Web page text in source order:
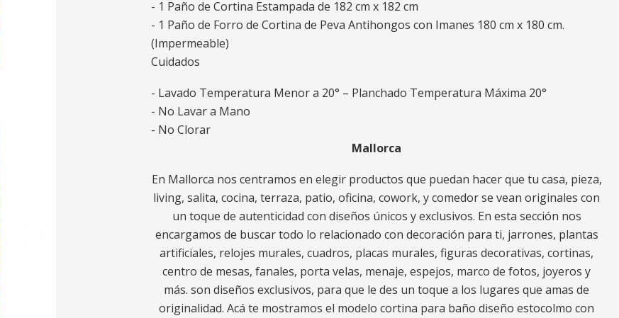
- 1 Paño de Cortina Estampada de 182 cm x 182 cm
- 1 Paño de Forro de Cortina de Peva Antihongos con Imanes 180 cm x 180 cm.
(Impermeable)
Cuidados
- Lavado Temperatura Menor a 20° – Planchado Temperatura Máxima 20°
- No Lavar a Mano
- No Clorar
Mallorca
En Mallorca nos centramos en elegir productos que puedan hacer que tu casa, pieza,
living, salita, cocina, terraza, patio, oficina, cowork, y comedor se vean originales con
un toque de autenticidad con diseños únicos y exclusivos. En esta sección nos
encargamos de buscar todo lo relacionado con decoración para ti, jarrones, plantas
artificiales, relojes murales, cuadros, placas murales, figuras decorativas, cortinas,
centro de mesas, fanales, porta velas, menaje, espejos, marco de fotos, joyeros y
más. son diseños exclusivos, para que le des un toque a los lugares que amas de
originalidad. Acá te mostramos el modelo cortina para baño diseño estocolmo con